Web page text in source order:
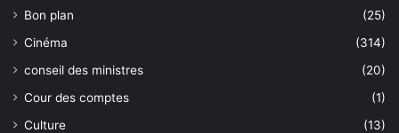
Bon plan
(25)
Cinéma
(314)
conseil des ministres
(20)
Cour des comptes
(1)
Culture
(13)